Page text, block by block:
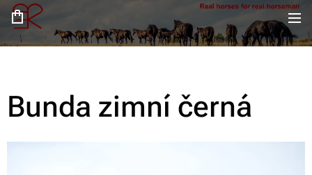
Bunda zimní černá